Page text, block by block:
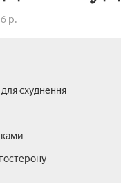
р.
схуднення